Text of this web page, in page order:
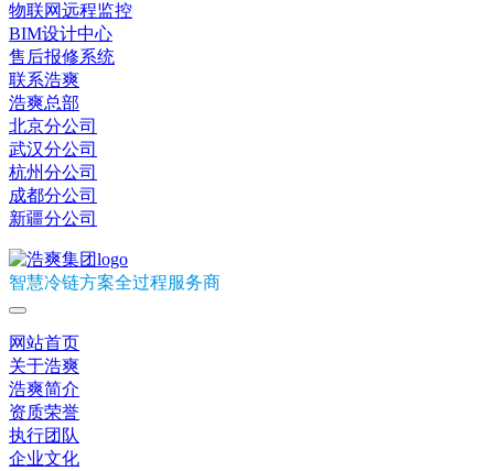
物联网远程监控
BIM设计中心
售后报修系统
联系浩爽
浩爽总部
北京分公司
武汉分公司
杭州分公司
成都分公司
新疆分公司
智慧冷链方案全过程服务商
网站首页
关于浩爽
浩爽简介
资质荣誉
执行团队
企业文化